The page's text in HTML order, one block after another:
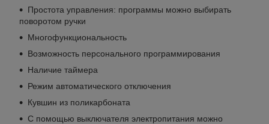
Простота управления: программы можно выбирать
поворотом ручки
Многофункциональность
Возможность персонального программирования
Наличие таймера
Режим автоматического отключения
Кувшин из поликарбоната
С помощью выключателя электропитания можно